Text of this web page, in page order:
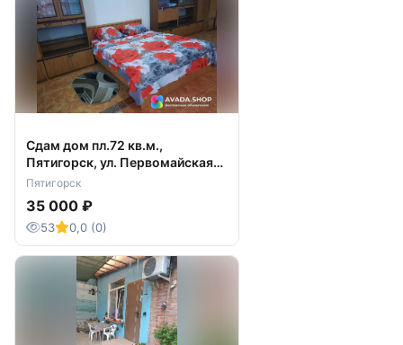
Сдам дом пл.72 кв.м.,
Пятигорск, ул. Первомайская
135
Пятигорск
35 000 ₽
53 0,0 (0)